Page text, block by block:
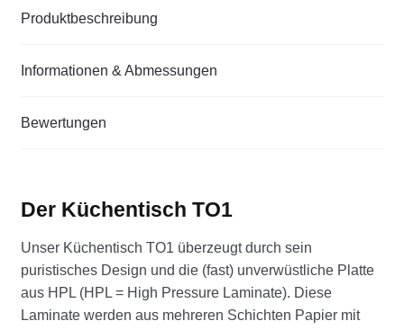
Produktbeschreibung
Informationen & Abmessungen
Bewertungen
Der Küchentisch TO1
Unser Küchentisch TO1 überzeugt durch sein
puristisches Design und die (fast) unverwüstliche Platte
aus HPL (HPL = High Pressure Laminate). Diese
Laminate werden aus mehreren Schichten Papier mit